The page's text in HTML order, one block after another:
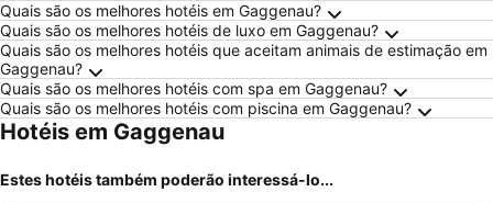
Quais são os melhores hotéis em Gaggenau?
Quais são os melhores hotéis de luxo em Gaggenau?
Quais são os melhores hotéis que aceitam animais de estimação em
Gaggenau?
Quais são os melhores hotéis com spa em Gaggenau?
Quais são os melhores hotéis com piscina em Gaggenau?
Hotéis em Gaggenau
Estes hotéis também poderão interessá-lo...